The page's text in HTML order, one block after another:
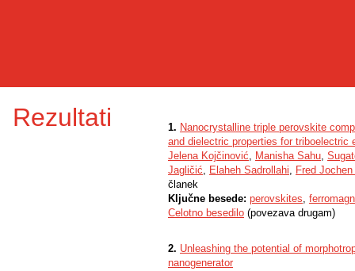
Rezultati 1. Nanocrystalline triple perovskite
and dielectric properties for triboelectric
Jelena Kojčinović, Manisha Sahu,
Jagličić, Elaheh Sadrollahi, Fred
članek
Ključne besede: perovskites,
Celotno besedilo (povezava drugam)
2. Unleashing the potential of
nanogenerator